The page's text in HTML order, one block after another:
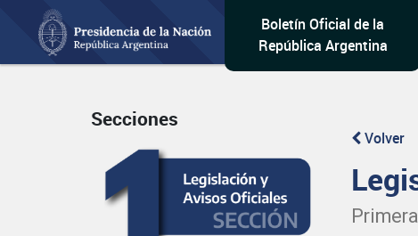
Boletín Oficial de la
República Argentina
Secciones
Volver